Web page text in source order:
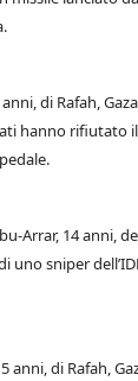
anni, di Rafah,
hanno rifiutato
Arrar, 14 anni,
uno sniper
anni, di Rafah,